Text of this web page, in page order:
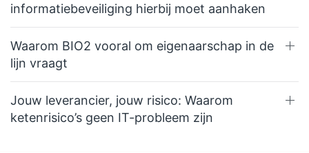
informatiebeveiliging hierbij moet aanhaken
Waarom BIO2 vooral om eigenaarschap in de
lijn vraagt
Jouw leverancier, jouw risico: Waarom
ketenrisico’s geen IT-probleem zijn